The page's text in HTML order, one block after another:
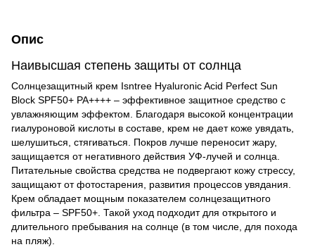
Опис
Наивысшая степень защиты от солнца
Солнцезащитный крем Isntree Hyaluronic Acid Perfect Sun
Block SPF50+ PA++++ – эффективное защитное средство с
увлажняющим эффектом. Благодаря высокой концентрации
гиалуроновой кислоты в составе, крем не дает коже увядать,
шелушиться, стягиваться. Покров лучше переносит жару,
защищается от негативного действия УФ-лучей и солнца.
Питательные свойства средства не подвергают кожу стрессу,
защищают от фотостарения, развития процессов увядания.
Крем обладает мощным показателем солнцезащитного
фильтра – SPF50+. Такой уход подходит для открытого и
длительного пребывания на солнце (в том числе, для похода
на пляж).